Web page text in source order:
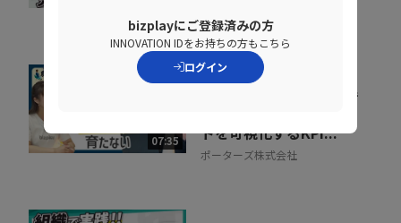
07:35
組織が育たない本当の理
トを可視化するKPI...
ポーターズ株式会社
bizplayにご登録済みの方
INNOVATION IDをお持ちの方もこちら
ログイン